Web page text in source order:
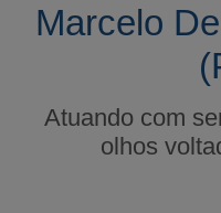
Marcelo
Atuando com
olhos